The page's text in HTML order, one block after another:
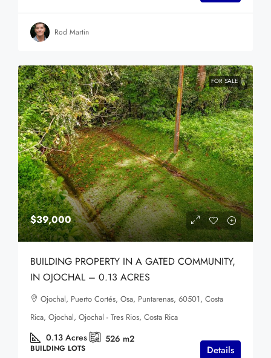
Rod Martin
FOR SALE
$39,000
BUILDING PROPERTY IN A GATED COMMUNITY,
IN OJOCHAL – 0.13 ACRES
Ojochal, Puerto Cortés, Osa, Puntarenas, 60501, Costa
Rica, Ojochal, Ojochal - Tres Rios, Costa Rica
0.13 Acres 526 m2
BUILDING LOTS Details